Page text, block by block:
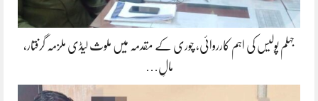
جہلم پولیس کی اہم کارروائی، چوری کے مقدمہ میں ملوث لیڈی ملزمہ گرفتار،
مالِ…